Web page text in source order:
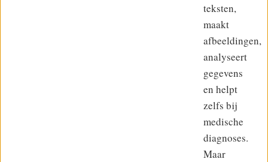
teksten,
maakt
afbeeldingen,
analyseert
gegevens
en helpt
zelfs bij
medische
diagnoses.
Maar